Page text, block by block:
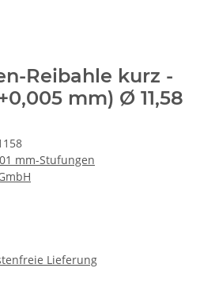
Reibahle kurz -
mm) Ø 11,58
mm-Stufungen
Lieferung